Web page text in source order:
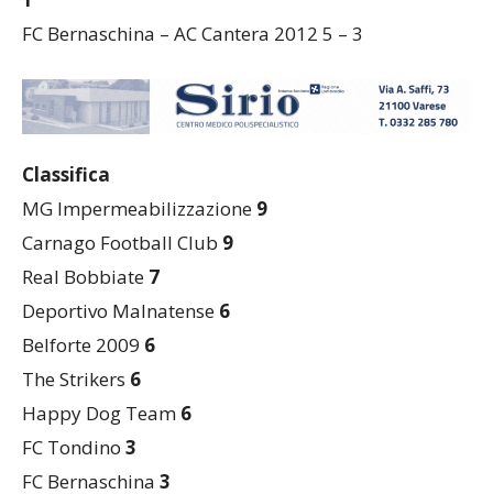
Classifica
MG Impermeabilizzazione
Carnago Football Club
Real Bobbiate7
Deportivo Malnatense
Belforte 20096
The Strikers 6
Happy Dog Team
FC Tondino3